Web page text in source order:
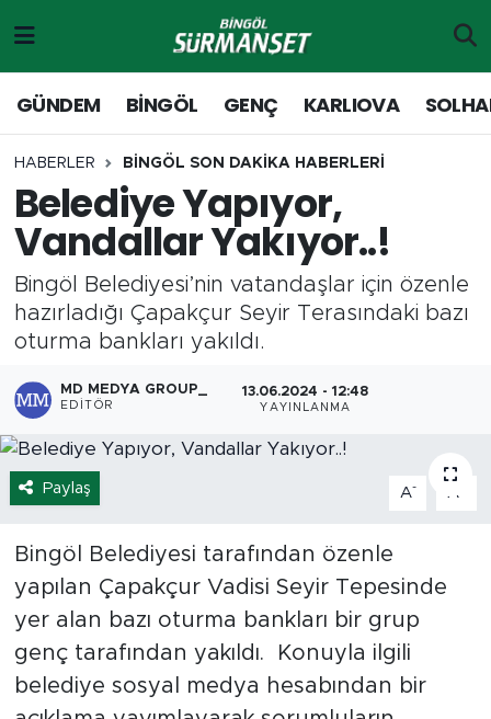
GÜNDEM BİNGÖL GENÇ KARLIOVA
HABERLER BİNGÖL SON DAKİKA HABERLERİ
Belediye Yapıyor,
Vandallar Yakıyor..!
Bingöl Belediyesi’nin vatandaşlar için özenle
hazırladığı Çapakçur Seyir Terasındaki bazı
oturma bankları yakıldı.
MD MEDYA GROUP_
EDITÖR
13.06.2024 - 12:48
YAYINLANMA
Paylaş A- A
Bingöl Belediyesi tarafından özenle
yapılan Çapakçur Vadisi Seyir Tepesinde
yer alan bazı oturma bankları bir grup
genç tarafından yakıldı. Konuyla ilgili
belediye sosyal medya hesabından bir
Genç
Solhan
Karlıova
Adaklı-Kiğı
Siyaset
Yaşam
Sağlık
Eğitim
Merkez Hava Durumu
Merkez Trafik Yoğunluk Haritası
Süper Lig Puan Durumu ve Fikstür
Tüm Manşetler